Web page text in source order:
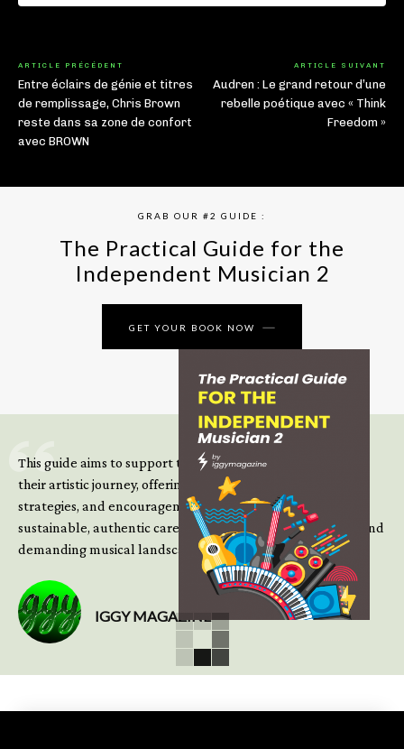
ARTICLE PRÉCÉDENT
Entre éclairs de génie et titres
de remplissage, Chris Brown
reste dans sa zone de confort
avec BROWN
ARTICLE SUIVANT
Audren : Le grand retour d’une
rebelle poétique avec « Think
Freedom »
GRAB OUR #2 GUIDE :
The Practical Guide for the
Independent Musician 2
GET YOUR BOOK NOW
This guide aims to support those climbing the next steps of
their artistic journey, offering practical insight, updated
strategies, and encouragement to continue building
sustainable, authentic careers in an increasingly complex and
demanding musical landscape.
IGGY MAGAZINE